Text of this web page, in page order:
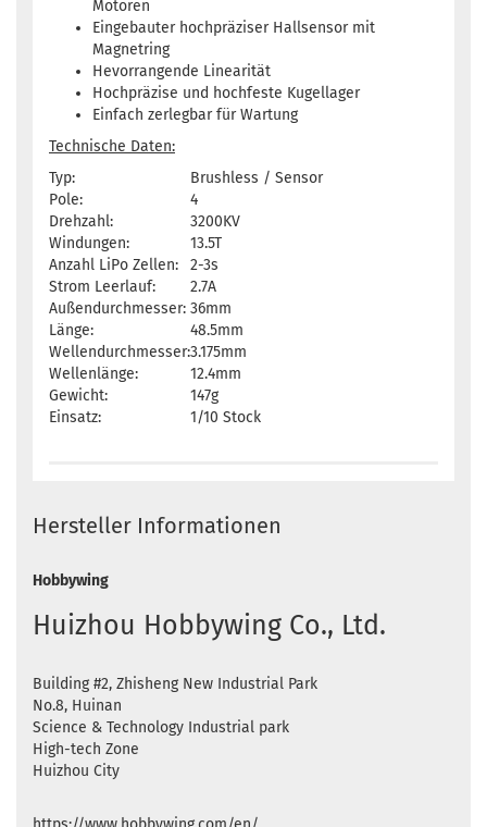
Motoren
Eingebauter hochpräziser Hallsensor mit
Magnetring
Hevorrangende Linearität
Hochpräzise und hochfeste Kugellager
Einfach zerlegbar für Wartung
Technische Daten:
Typ:
Brushless / Sensor
Pole:
4
Drehzahl:
3200KV
Windungen:
13.5T
Anzahl LiPo Zellen:
2-3s
Strom Leerlauf:
2.7A
Außendurchmesser: 36mm
Länge:
48.5mm
Wellendurchmesser:3.175mm
Wellenlänge:
12.4mm
Gewicht:
147g
Einsatz:
1/10 Stock
Hersteller Informationen
Hobbywing
Huizhou Hobbywing Co., Ltd.
Building #2, Zhisheng New Industrial Park
No.8, Huinan
Science & Technology Industrial park
High-tech Zone
Huizhou City